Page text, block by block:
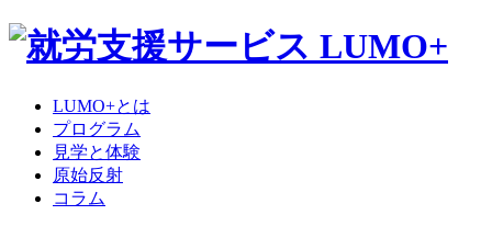
LUMO+とは
プログラム
見学と体験
原始反射
コラム